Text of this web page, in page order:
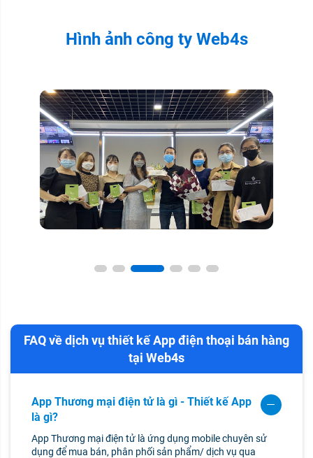
Hình ảnh công ty Web4s
FAQ về dịch vụ thiết kế App điện thoại bán hàng
tại Web4s
App Thương mại điện tử là gì - Thiết kế App
là gì?
App Thương mại điện tử là ứng dụng mobile chuyên sử
dụng để mua bán, phân phối sản phẩm/ dịch vụ qua